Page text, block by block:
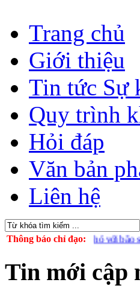
Trang chủ
Giới thiệu
Tin tức Sự
Quy trình
Hỏi đáp
Văn bản
Liên hệ
Thông báo chỉ đạo:
động ứng phó với bão số 11
Tin mới cập